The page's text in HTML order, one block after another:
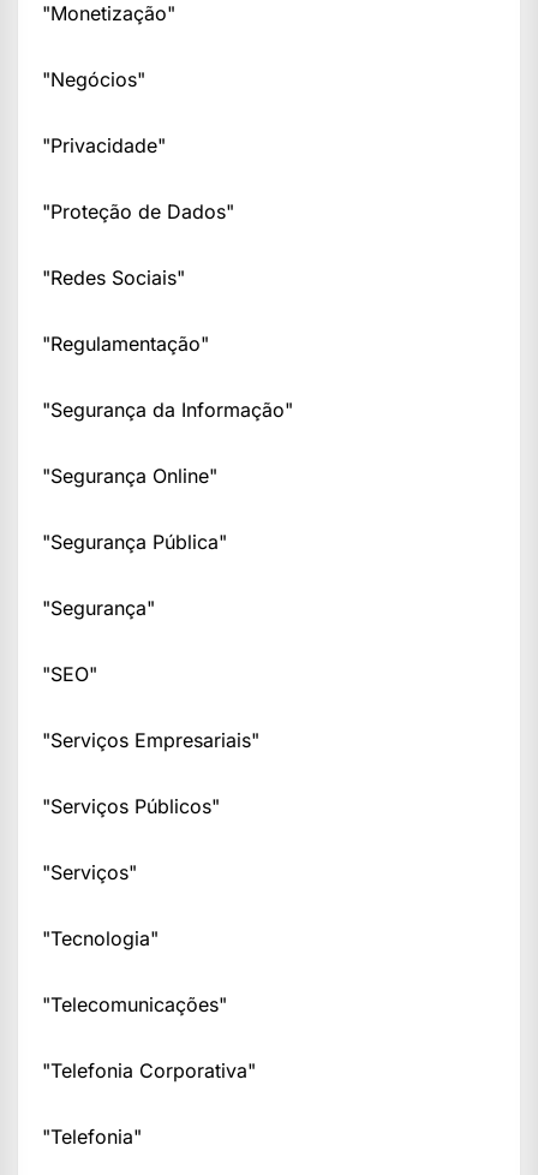
"Monetização"
"Negócios"
"Privacidade"
"Proteção de Dados"
"Redes Sociais"
"Regulamentação"
"Segurança da Informação"
"Segurança Online"
"Segurança Pública"
"Segurança"
"SEO"
"Serviços Empresariais"
"Serviços Públicos"
"Serviços"
"Tecnologia"
"Telecomunicações"
"Telefonia Corporativa"
"Telefonia"